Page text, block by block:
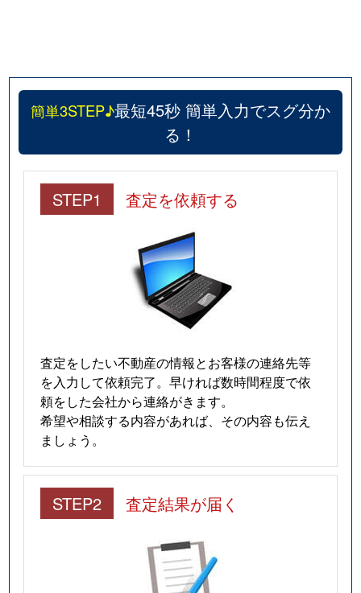
簡単3STEP♪最短45秒 簡単入力でスグ分か
る！
STEP1 査定を依頼する
査定をしたい不動産の情報とお客様の連絡先等
を入力して依頼完了。早ければ数時間程度で依
頼をした会社から連絡がきます。
希望や相談する内容があれば、その内容も伝え
ましょう。
STEP2 査定結果が届く